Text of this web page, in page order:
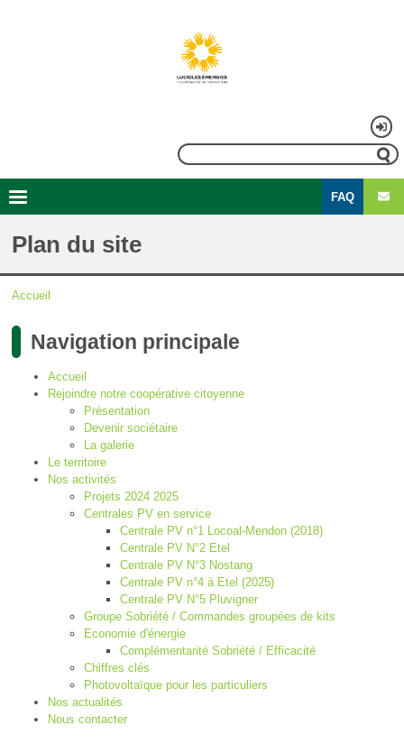
Rechercher
compte
de
Navigation
principale
FAQ
Plan du site
d'Ariane
Accueil
Navigation principale
Accueil
Rejoindre notre coopérative citoyenne
Présentation
Devenir sociétaire
La galerie
Le territoire
Nos activités
Projets 2024 2025
Centrales PV en service
Centrale PV n°1 Locoal-Mendon (2018)
Centrale PV N°2 Etel
Centrale PV N°3 Nostang
Centrale PV n°4 à Etel (2025)
Centrale PV N°5 Pluvigner
Groupe Sobriété / Commandes groupées de kits
Economie d'énergie
Complémentarité Sobriété / Efficacité
Chiffres clés
Photovoltaïque pour les particuliers
Nos actualités
Nous contacter